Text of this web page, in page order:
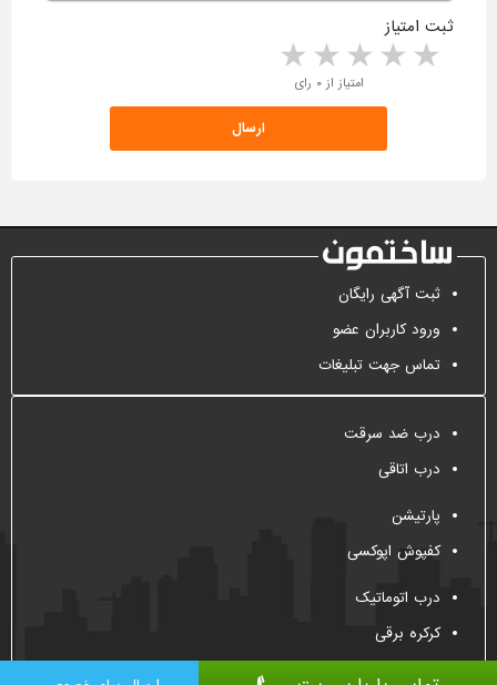
ثبت امتیاز
4 stars 3 stars 2 stars 1 star امتیاز از ۰ رای
ثبت آگهی رایگان
ورود کاربران عضو
تماس جهت تبلیغات
درب ضد سرقت
درب اتاقی
پارتیشن
کفپوش اپوکسی
درب اتوماتیک
کرکره برقی